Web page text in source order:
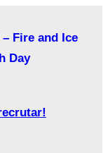
Fire and Ice
Day